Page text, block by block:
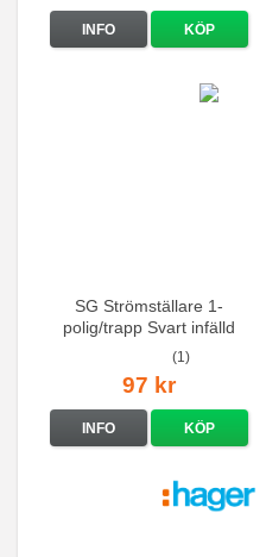
INFO KÖP
SG Strömställare 1-
polig/trapp Svart infälld
(1)
97 kr
INFO KÖP